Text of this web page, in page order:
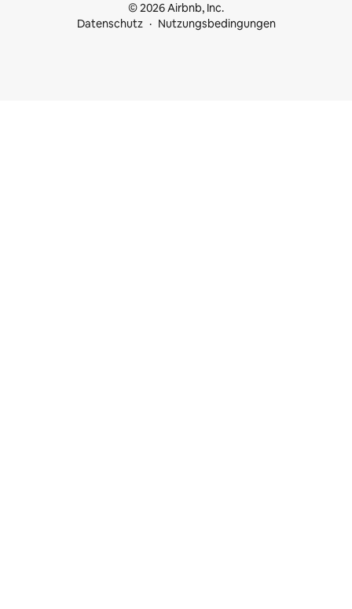
© 2026 Airbnb, Inc.
Datenschutz
Nutzungsbedingungen